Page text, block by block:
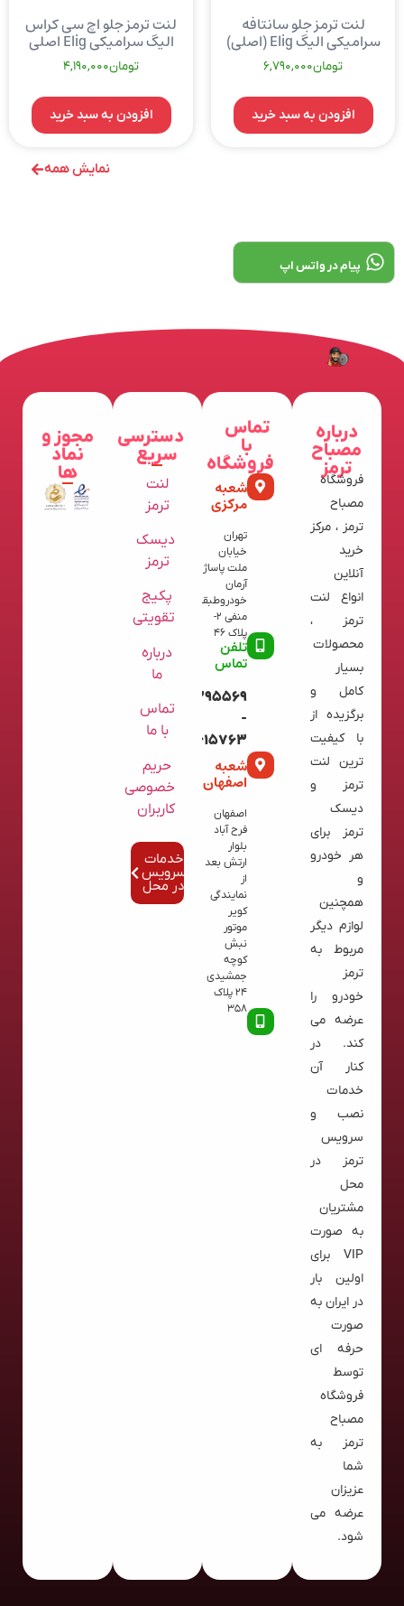
نمایش همه
لنت ترمز جلو سانتافه
سرامیکی الیگ Elig (اصلی)
تومان6,790,000
افزودن به سبد خرید
لنت ترمز جلو اچ سی کراس
الیگ سرامیکی Elig اصلی
تومان4,190,000
افزودن به سبد خرید
پیام در واتس اپ
درباره
مصباح
ترمز
فروشگاه
مصباح
ترمز ، مرکز
خرید
آنلاین
انواع لنت
ترمز ،
محصولات
بسیار
کامل و
برگزیده از
با کیفیت
ترین لنت
ترمز و
دیسک
ترمز برای
هر خودرو
و
همچنین
لوازم دیگر
مربوط به
ترمز
خودرو را
عرضه می
کند. در
کنار آن
خدمات
نصب و
سرویس
ترمز در
محل
مشتریان
به صورت
VIP برای
اولین بار
در ایران به
صورت
حرفه ای
توسط
فروشگاه
مصباح
ترمز به
شما
عزیزان
عرضه می
شود.
تماس
با
فروشگاه
شعبه
مرکزی
تهران
خیابان
ملت پاساژ
آرمان
خودروطبقه
منفی 2-
پلاک 46
تلفن
تماس
09120395569
-
02136615763
شعبه
اصفهان
اصفهان
فرح آباد
بلوار
ارتش بعد
از
نمایندگی
کویر
موتور
نبش
کوچه
جمشیدی
24 پلاک
358
دسترسی
سریع
لنت
ترمز
دیسک
ترمز
پکیج
تقویتی
درباره
ما
تماس
با ما
حریم
خصوصی
کاربران
خدمات
سرویس
در محل
مجوز و
نماد
ها